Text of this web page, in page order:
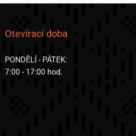
Otevírací doba
PONDĚLÍ - PÁTEK:
7:00 - 17:00 hod.